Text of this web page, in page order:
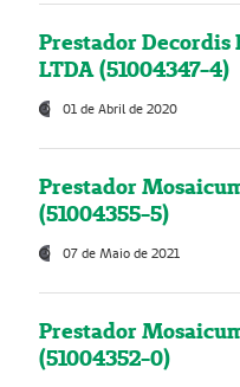
Prestador Decordis
LTDA (51004347-4)
01 de Abril de 2020
Prestador
(51004355-5)
07 de Maio de 2021
Prestador
(51004352-0)